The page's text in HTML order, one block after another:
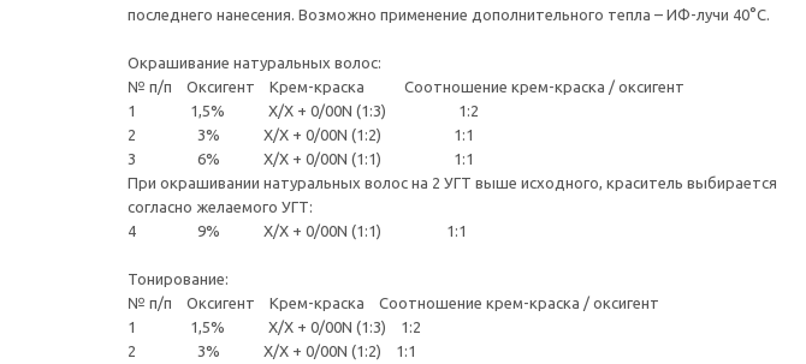
последнего нанесения. Возможно применение дополнительного тепла – ИФ-лучи 40°С.
Окрашивание натуральных волос:
№ п/п Оксигент Крем-краска Соотношение крем-краска / оксигент
1 1,5% Х/Х + 0/00N (1:3) 1:2
2 3% Х/Х + 0/00N (1:2) 1:1
3 6% Х/Х + 0/00N (1:1) 1:1
При окрашивании натуральных волос на 2 УГТ выше исходного, краситель выбирается
согласно желаемого УГТ:
4 9% Х/Х + 0/00N (1:1) 1:1
Тонирование:
№ п/п Оксигент Крем-краска Соотношение крем-краска / оксигент
1 1,5% Х/Х + 0/00N (1:3) 1:2
2 3% Х/Х + 0/00N (1:2) 1:1